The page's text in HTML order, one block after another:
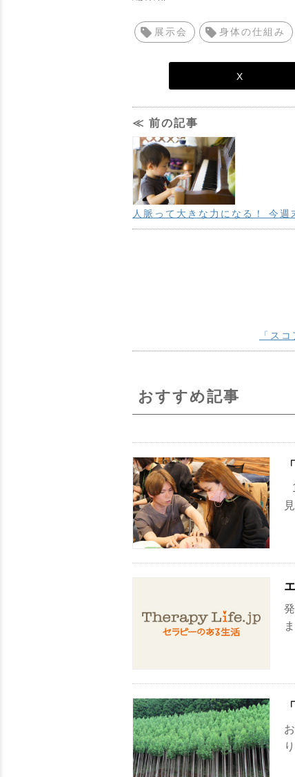
展示会 身体の仕組み
X
≪ 前の記事
人脈って大きな力になる！ 今
「ス
おすすめ記事